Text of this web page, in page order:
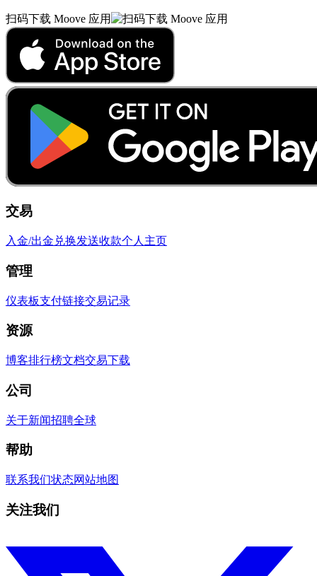
扫码下载 Moove 应用
交易
入金/出金 兑换发送收款个人主页
管理
仪表板支付链接交易记录
资源
博客排行榜文档交易下载
公司
关于新闻招聘全球
帮助
联系我们状态网站地图
关注我们